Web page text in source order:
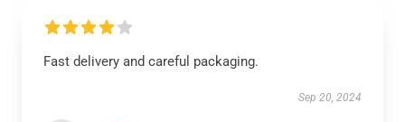
Fast delivery and careful packaging.
Sep 20, 2024